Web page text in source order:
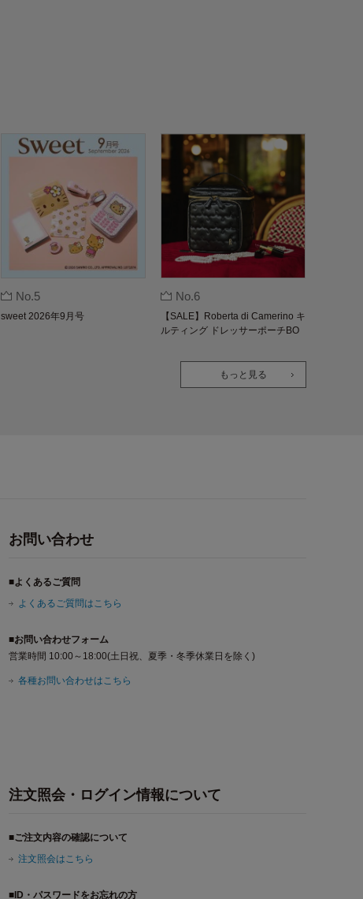
No.5
sweet 2026年9月号
No.6
【SALE】Roberta di Camerino キ
ルティング ドレッサーポーチBO
もっと見る
お問い合わせ
■よくあるご質問
よくあるご質問はこちら
■お問い合わせフォーム
営業時間 10:00～18:00(土日祝、夏季・冬季休業日を除く)
各種お問い合わせはこちら
注文照会・ログイン情報について
■ご注文内容の確認について
注文照会はこちら
■ID・パスワードをお忘れの方